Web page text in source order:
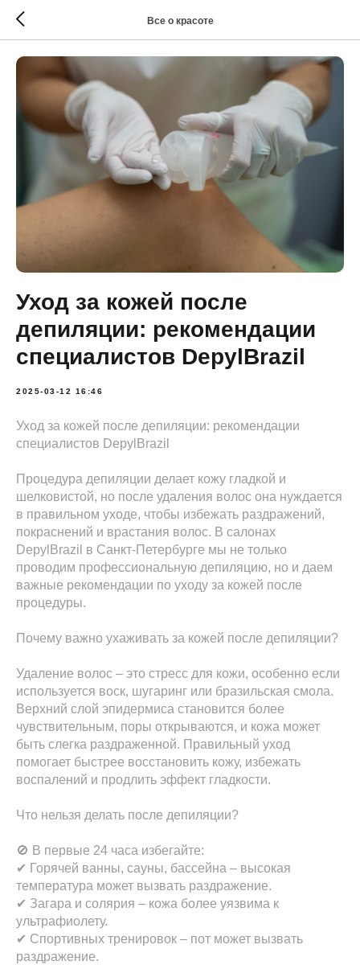
Все о красоте
Уход за кожей после
депиляции: рекомендации
специалистов DepylBrazil
2025-03-12 16:46
Уход за кожей после депиляции: рекомендации
специалистов DepylBrazil
Процедура депиляции делает кожу гладкой и
шелковистой, но после удаления волос она нуждается
в правильном уходе, чтобы избежать раздражений,
покраснений и врастания волос. В салонах
DepylBrazil в Санкт-Петербурге мы не только
проводим профессиональную депиляцию, но и даем
важные рекомендации по уходу за кожей после
процедуры.
Почему важно ухаживать за кожей после депиляции?
Удаление волос – это стресс для кожи, особенно если
используется воск, шугаринг или бразильская смола.
Верхний слой эпидермиса становится более
чувствительным, поры открываются, и кожа может
быть слегка раздраженной. Правильный уход
помогает быстрее восстановить кожу, избежать
воспалений и продлить эффект гладкости.
Что нельзя делать после депиляции?
🚫 В первые 24 часа избегайте:
✔ Горячей ванны, сауны, бассейна – высокая
температура может вызвать раздражение.
✔ Загара и солярия – кожа более уязвима к
ультрафиолету.
✔ Спортивных тренировок – пот может вызвать
раздражение.